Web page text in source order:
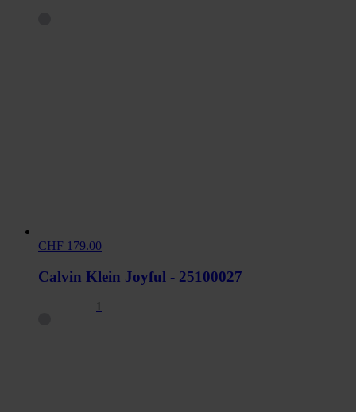
CHF 179.00
Calvin Klein Joyful - 25100027